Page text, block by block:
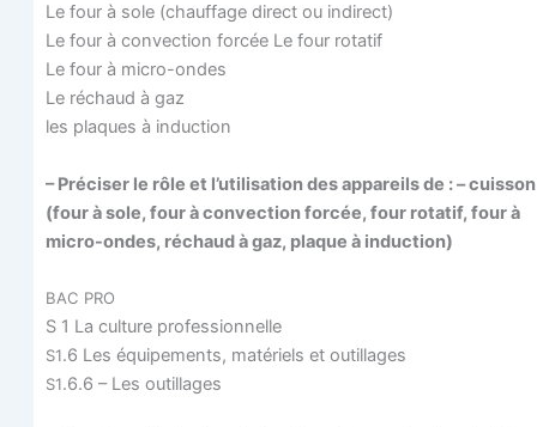
Le four à sole (chauf­fage direct ou indirect)
Le four à convec­tion for­cée Le four rotatif
Le four à micro-ondes
Le réchaud à gaz
les plaques à induction
– Pré­ci­ser le rôle et l’utilisation des appa­reils de : – cuis­son
(four à sole, four à convec­tion for­cée, four rota­tif, four à
micro-ondes, réchaud à gaz, plaque à induction)
BAC PRO
S 1 La culture professionnelle
S1.6 Les équi­pe­ments, maté­riels et outillages
S1.6.6 – Les outillages